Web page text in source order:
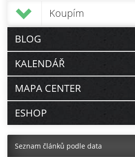
Koupím
BLOG
KALENDÁŘ
MAPA CENTER
ESHOP
Seznam článků podle data